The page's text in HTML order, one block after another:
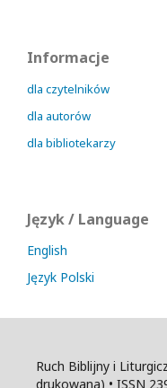
Informacje
dla czytelników
dla autorów
dla bibliotekarzy
Język / Language
English
Język Polski
Ruch Biblijny i
drukowana) • ISSN